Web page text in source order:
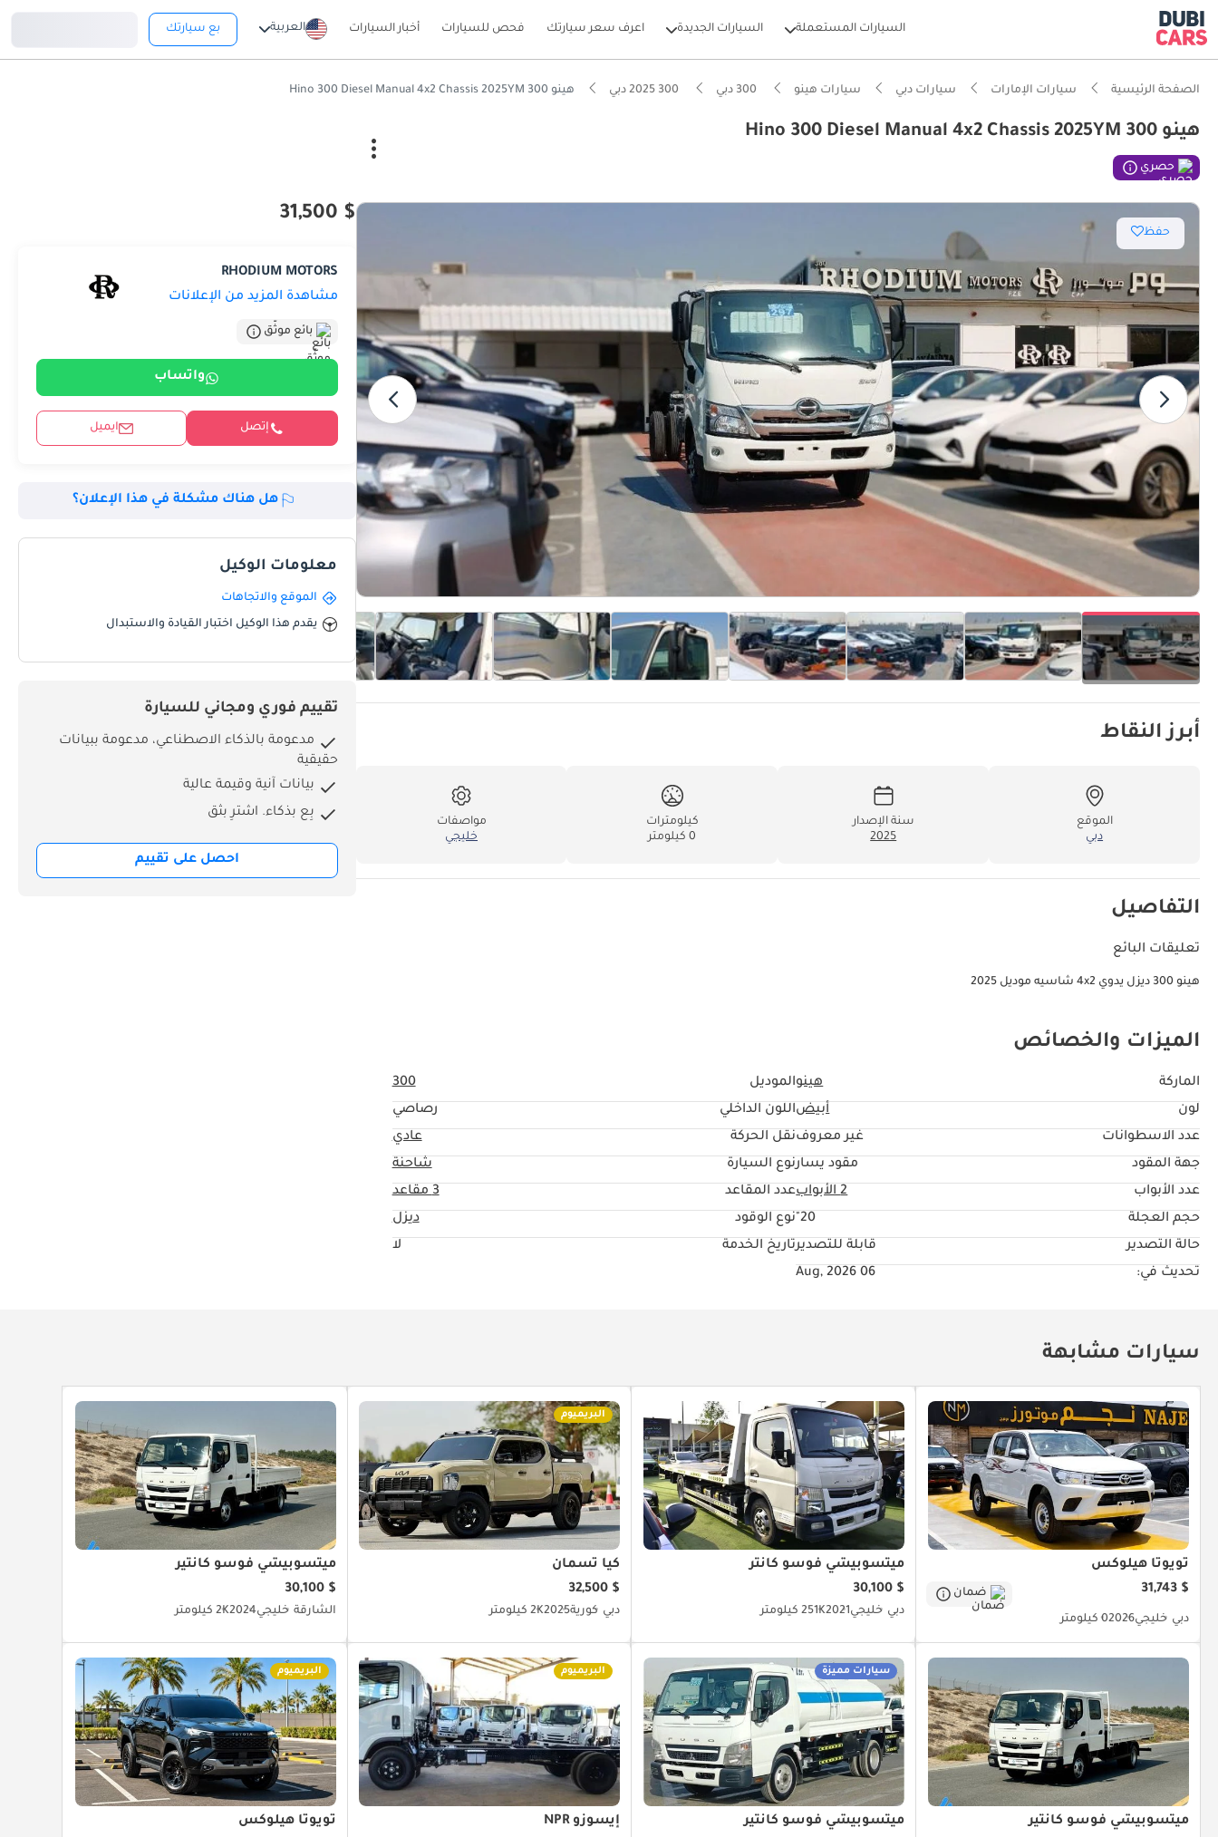
السيارات المستعملة السيارات الجديدة اعرف سعر سيارتك فحص للسيارات أخبار السيارات العربية بع سيارتك
الصفحة الرئيسية سيارات الإمارات سيارات دبي سيارات هينو هينو 300 Hino 300 Diesel Manual 4x2 Chassis 2025YM
هينو 300 Hino 300 Diesel Manual 4x2 Chassis 2025YM
حصري
حفظ
أبرز النقاط
الموقع
دبي
سنة الإصدار
2025
كيلومترات
0 كيلومتر
مواصفات
خليجي
التفاصيل
تعليقات البائع
هينو 300 ديزل يدوي 4x2 شاسيه موديل 2025
الميزات والخصائص
الماركة هينوالموديل
300
لون
أبيضاللون الداخلي
رصاصي
عدد الاسطوانات
غير معروفنقل الحركة
عادي
جهة المقود
مقود يسارنوع السيارة
شاحنة
عدد الأبواب
2 الأبواب عدد المقاعد
3 مقاعد
حجم العجلة
20" نوع الوقود
ديزل
حالة التصدير
قابلة للتصديرتاريخ الخدمة
لا
تحديث في:
06 Aug, 2026
$ 31,500
RHODIUM MOTORS
مشاهدة المزيد من الإعلانات
بائع موثّق
واتساب
إتصل ايميل
هل هناك مشكلة في هذا الإعلان؟
معلومات الوكيل
الموقع والاتجاهات
يقدم هذا الوكيل اختبار القيادة والاستبدال
تقييم فوري ومجاني للسيارة
مدعومة بالذكاء الاصطناعي، مدعومة ببيانات
حقيقية
بيانات آنية وقيمة عالية
بِع بذكاء. اشترِ بثق
احصل على تقييم
سيارات مشابهة
تويوتا هيلوكس
$ 31,743
ضمان
دبي خليجي20260 كيلومتر
ميتسوبيشي فوسو كانتر
$ 30,100
دبي خليجي2021251K كيلومتر
البريميوم
كيا تسمان
$ 32,500
دبي كورية20252K كيلومتر
ميتسوبيشي فوسو كانتير
$ 30,100
الشارقة خليجي20242K كيلومتر
ميتسوبيشي فوسو كانتير
سيارات مميزة
ميتسوبيشي فوسو كانتير
البريميوم
إيسوزو NPR
البريميوم
تويوتا هيلوكس